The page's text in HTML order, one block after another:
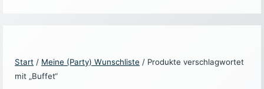
Start / Meine (Party) Wunschliste / Produkte verschlagwortet
mit „Buffet“